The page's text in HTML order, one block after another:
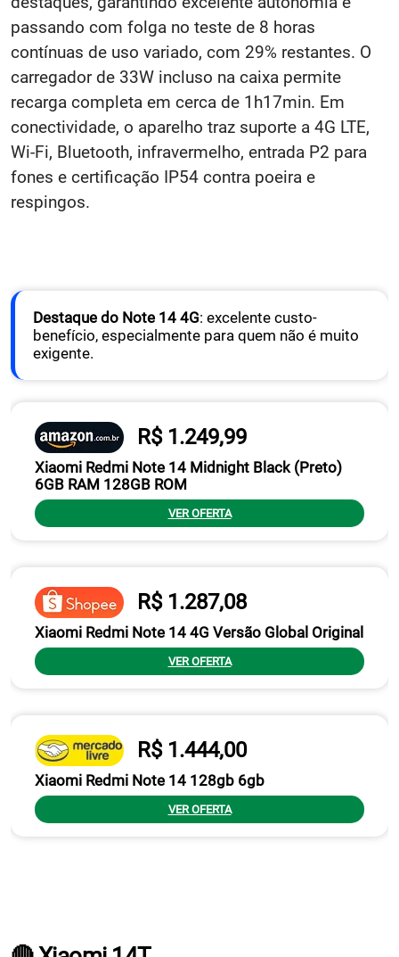
passando com folga no teste de 8 horas
contínuas de uso variado, com 29% restantes. O
carregador de 33W incluso na caixa permite
recarga completa em cerca de 1h17min. Em
conectividade, o aparelho traz suporte a 4G LTE,
Wi-Fi, Bluetooth, infravermelho, entrada P2 para
fones e certificação IP54 contra poeira e
respingos.
Destaque do Note 14 4G: excelente custo-
benefício, especialmente para quem não é muito
exigente.
R$ 1.249,99
Xiaomi Redmi Note 14 Midnight Black (Preto)
6GB RAM 128GB ROM
VER OFERTA
R$ 1.287,08
Xiaomi Redmi Note 14 4G Versão Global Original
VER OFERTA
R$ 1.444,00
Xiaomi Redmi Note 14 128gb 6gb
VER OFERTA